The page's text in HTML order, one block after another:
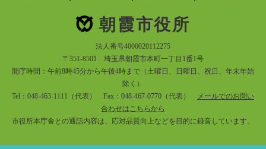
朝霞市役所
法人番号4000020112275
〒351-8501 埼玉県朝霞市本町一丁目1番1号
開庁時間：午前8時45分から午後4時まで（土曜日、日曜日、祝日、年末年始
除く）
Tel：048-463-1111（代表） Fax：048-467-0770（代表）
メールでのお問い
合わせはこちらから
市役所本庁舎との通話内容は、応対品質向上などを目的に録音しています。